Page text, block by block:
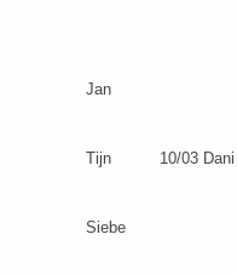
Jan
Tijn 10/03
Siebe